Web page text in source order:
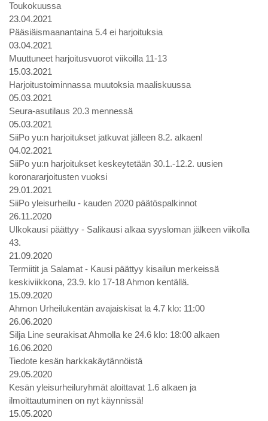
Toukokuussa
23.04.2021
Pääsiäismaanantaina 5.4 ei harjoituksia
03.04.2021
Muuttuneet harjoitusvuorot viikoilla 11-13
15.03.2021
Harjoitustoiminnassa muutoksia maaliskuussa
05.03.2021
Seura-asutilaus 20.3 mennessä
05.03.2021
SiiPo yu:n harjoitukset jatkuvat jälleen 8.2. alkaen!
04.02.2021
SiiPo yu:n harjoitukset keskeytetään 30.1.-12.2. uusien
koronararjoitusten vuoksi
29.01.2021
SiiPo yleisurheilu - kauden 2020 päätöspalkinnot
26.11.2020
Ulkokausi päättyy - Salikausi alkaa syysloman jälkeen viikolla
43.
21.09.2020
Termiitit ja Salamat - Kausi päättyy kisailun merkeissä
keskiviikkona, 23.9. klo 17-18 Ahmon kentällä.
15.09.2020
Ahmon Urheilukentän avajaiskisat la 4.7 klo: 11:00
26.06.2020
Silja Line seurakisat Ahmolla ke 24.6 klo: 18:00 alkaen
16.06.2020
Tiedote kesän harkkakäytännöistä
29.05.2020
Kesän yleisurheiluryhmät aloittavat 1.6 alkaen ja
ilmoittautuminen on nyt käynnissä!
15.05.2020